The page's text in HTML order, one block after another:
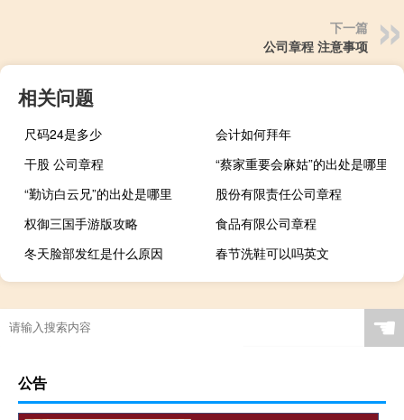
下一篇
公司章程 注意事项
相关问题
尺码24是多少
会计如何拜年
干股 公司章程
“蔡家重要会麻姑”的出处是哪里
“勤访白云兄”的出处是哪里
股份有限责任公司章程
权御三国手游版攻略
食品有限公司章程
冬天脸部发红是什么原因
春节洗鞋可以吗英文
☚
公告